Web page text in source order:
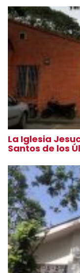
La Iglesia
Santos de los